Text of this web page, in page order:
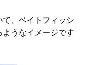
、ベイトフィッシ
ようなイメージです